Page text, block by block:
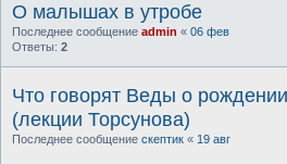
О малышах в утробе
Последнее сообщение admin « 06 фев
Ответы: 2
Что говорят Веды о
(лекции Торсунова)
Последнее сообщение скептик « 19 авг